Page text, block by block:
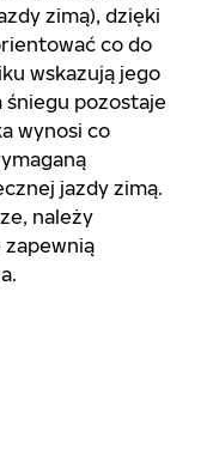
zimą), dzięki
co do
wskazują jego
śniegu pozostaje
wynosi co
jazdy zimą.
należy